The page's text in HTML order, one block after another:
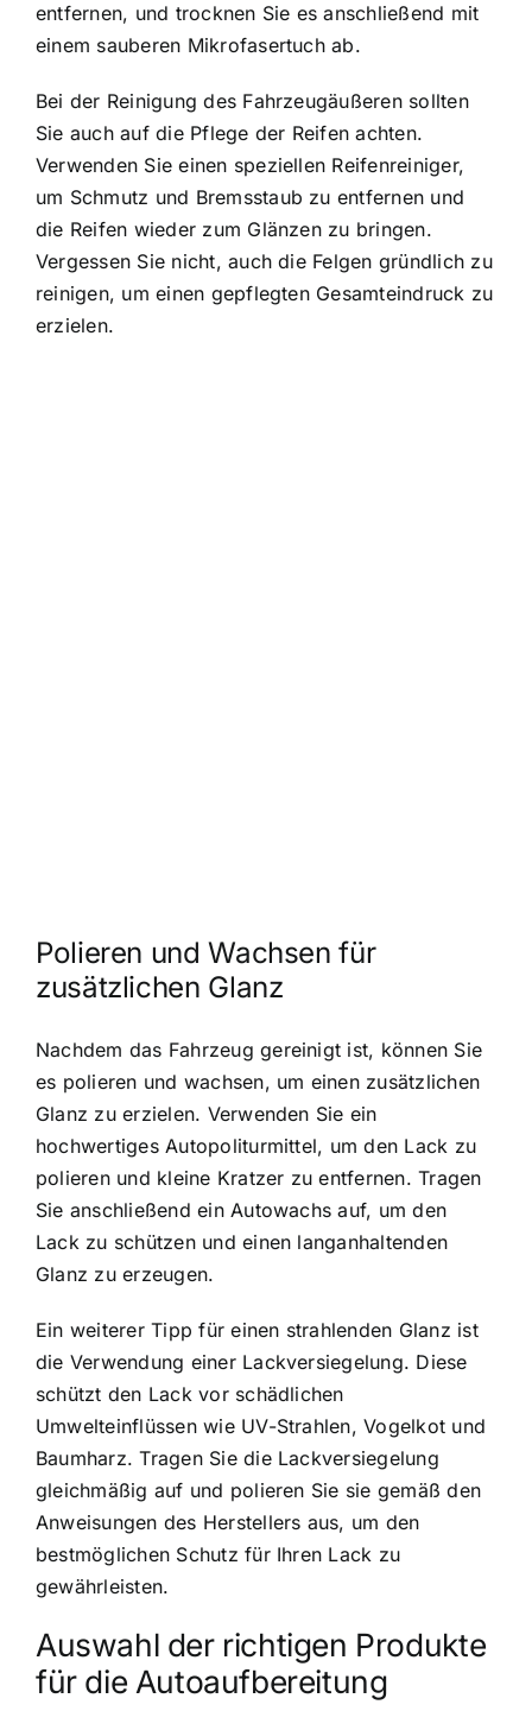
entfernen, und trocknen Sie es anschließend mit
einem sauberen Mikrofasertuch ab.
Bei der Reinigung des Fahrzeugäußeren sollten
Sie auch auf die Pflege der Reifen achten.
Verwenden Sie einen speziellen Reifenreiniger,
um Schmutz und Bremsstaub zu entfernen und
die Reifen wieder zum Glänzen zu bringen.
Vergessen Sie nicht, auch die Felgen gründlich zu
reinigen, um einen gepflegten Gesamteindruck zu
erzielen.
Polieren und Wachsen für
zusätzlichen Glanz
Nachdem das Fahrzeug gereinigt ist, können Sie
es polieren und wachsen, um einen zusätzlichen
Glanz zu erzielen. Verwenden Sie ein
hochwertiges Autopoliturmittel, um den Lack zu
polieren und kleine Kratzer zu entfernen. Tragen
Sie anschließend ein Autowachs auf, um den
Lack zu schützen und einen langanhaltenden
Glanz zu erzeugen.
Ein weiterer Tipp für einen strahlenden Glanz ist
die Verwendung einer Lackversiegelung. Diese
schützt den Lack vor schädlichen
Umwelteinflüssen wie UV-Strahlen, Vogelkot und
Baumharz. Tragen Sie die Lackversiegelung
gleichmäßig auf und polieren Sie sie gemäß den
Anweisungen des Herstellers aus, um den
bestmöglichen Schutz für Ihren Lack zu
gewährleisten.
Auswahl der richtigen Produkte
für die Autoaufbereitung